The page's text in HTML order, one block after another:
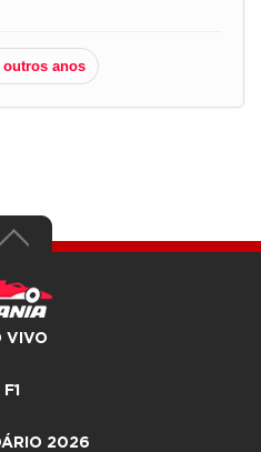
outros anos
VIVO
F1
2026